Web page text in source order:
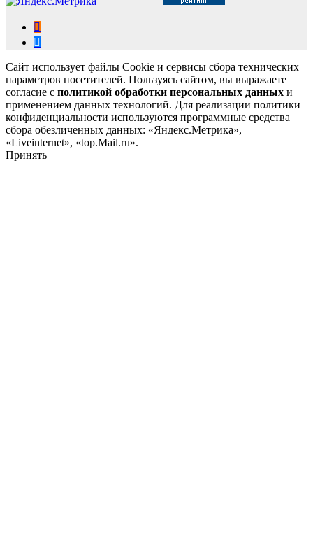
Сайт использует файлы Cookie и сервисы сбора технических
параметров посетителей. Пользуясь сайтом, вы выражаете
согласие с политикой обработки персональных данных и
применением данных технологий. Для реализации политики
конфиденциальности используются программные средства
сбора обезличенных данных: «Яндекс.Метрика»,
«Liveinternet», «top.Mail.ru».
Принять